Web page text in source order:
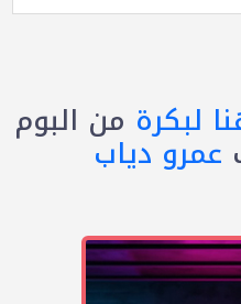
لبكرة من البوم
عمرو دياب